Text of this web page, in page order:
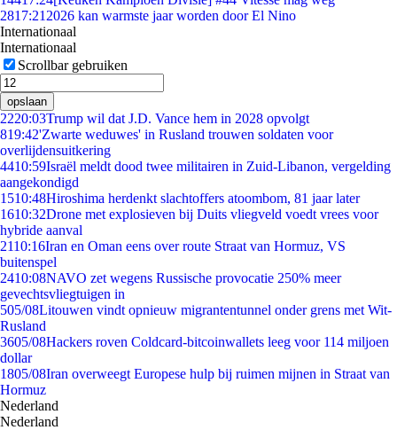
2817:21 2026 kan warmste jaar worden door El Nino
Internationaal
Internationaal
Scrollbar gebruiken
opslaan
2220:03Trump wil dat J.D. Vance hem in 2028 opvolgt
819:42'Zwarte weduwes' in Rusland trouwen soldaten voor
overlijdensuitkering
4410:59Israël meldt dood twee militairen in Zuid-Libanon, vergelding
aangekondigd
1510:48Hiroshima herdenkt slachtoffers atoombom, 81 jaar later
1610:32Drone met explosieven bij Duits vliegveld voedt vrees voor
hybride aanval
2110:16Iran en Oman eens over route Straat van Hormuz, VS
buitenspel
2410:08NAVO zet wegens Russische provocatie 250% meer
gevechtsvliegtuigen in
505/08Litouwen vindt opnieuw migrantentunnel onder grens met Wit-
Rusland
3605/08Hackers roven Coldcard-bitcoinwallets leeg voor 114 miljoen
dollar
1805/08Iran overweegt Europese hulp bij ruimen mijnen in Straat van
Hormuz
Nederland
Nederland